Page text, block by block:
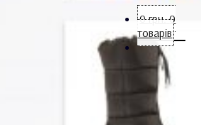
0грн. 0
товарів